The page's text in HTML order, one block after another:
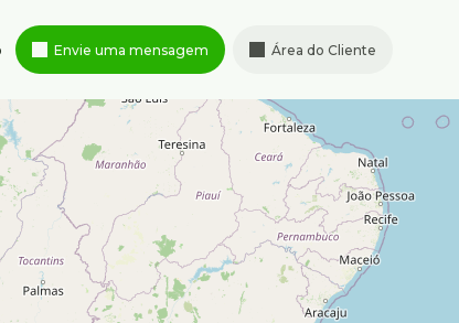
Área do Cliente
Envie uma mensagem
Rua Albita, 131, 4º andar,
Cruzeiro, Belo Horizonte, MG
Horário de atendimento
Segunda à sexta-feira de 8h às
18h